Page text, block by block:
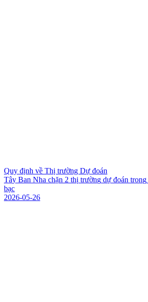
Quy định về Thị trường Dự đoán
Tây Ban Nha chặn 2 thị trường dự đoán trong
bạc
2026-05-26